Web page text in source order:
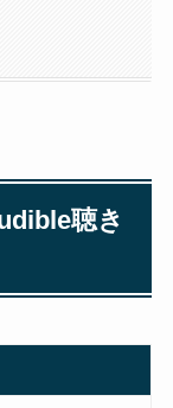
聴き